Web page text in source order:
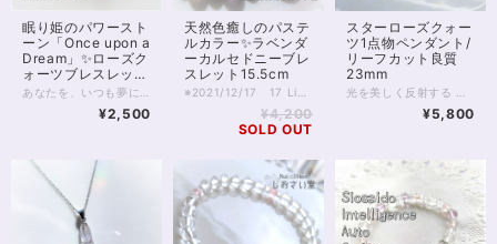
眠り姫のパワースト
ーン「Once upon a
Dream」✨ローズク
ォーツブレスレット
16cm
¥2,500
天然色癒しのパステ
ルカラー✨ラベンダ
ーカルセドニーブレ
スレット15.5cm
¥4,200
SOLD OUT
スターローズクォー
ツ1点物ペンダント/
リーフカット良質
23mm
¥5,800